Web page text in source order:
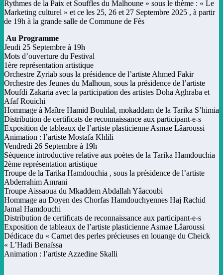
Rythmes de la Paix et Souffles du Malhoune » sous le thème : « Le
Marketing culturel » et ce les 25, 26 et 27 Septembre 2025 , à partir
de 19h à la grande salle de Commune de Fès
Au Programme
Jeudi 25 Septembre à 19h
Mots d’ouverture du Festival
1ère représentation artistique
Orchestre Zyriab sous la présidence de l’artiste Ahmed Fakir
Orchestre des Jeunes du Malhoun, sous la présidence de l’artiste
Moufdi Zakaria avec la participation des artistes Doha Aghraba et
Afaf Rouichi
Hommage à Maître Hamid Bouhlal, mokaddam de la Tarika S’himia
Distribution de certificats de reconnaissance aux participant-e-s
Exposition de tableaux de l’artiste plasticienne Asmae Lâaroussi
Animation : l’artiste Mostafa Khlili
Vendredi 26 Septembre à 19h
Séquence introductive relative aux poètes de la Tarika Hamdouchia
2ème représentation artistique
Troupe de la Tarika Hamdouchia , sous la présidence de l’artiste
Abderrahim Amrani
Troupe Aissaoua du Mkaddem Abdallah Yâacoubi
Hommage au Doyen des Chorfas Hamdouchyennes Haj Rachid
Jamal Hamdouchi
Distribution de certificats de reconnaissance aux participant-e-s
Exposition de tableaux de l’artiste plasticienne Asmae Lâaroussi
Dédicace du « Carnet des perles précieuses en louange du Cheick
L’Hadi Benaïssa »
Animation : l’artiste Azzedine Skalli